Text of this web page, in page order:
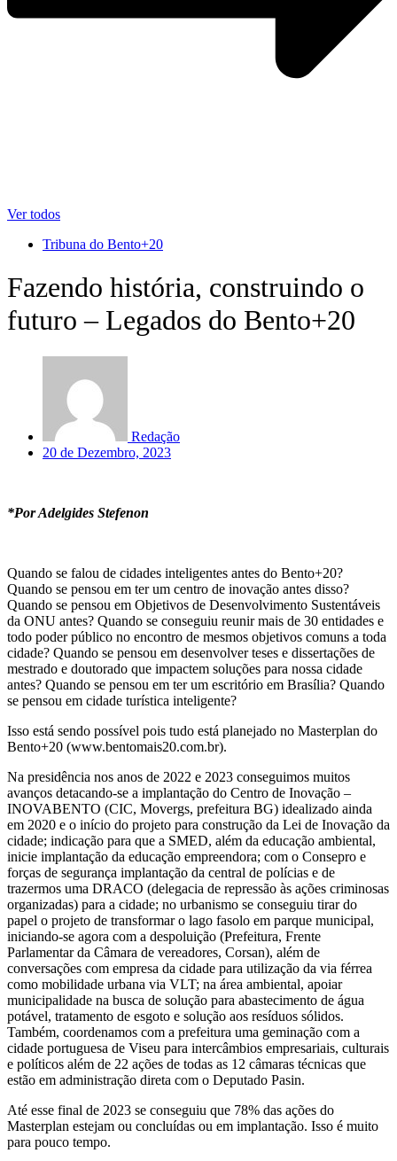
Ver todos
Tribuna do Bento+20
Fazendo história, construindo o
futuro – Legados do Bento+20
Redação
20 de Dezembro, 2023
*Por Adelgides Stefenon
Quando se falou de cidades inteligentes antes do Bento+20?
Quando se pensou em ter um centro de inovação antes disso?
Quando se pensou em Objetivos de Desenvolvimento Sustentáveis
da ONU antes? Quando se conseguiu reunir mais de 30 entidades e
todo poder público no encontro de mesmos objetivos comuns a toda
cidade? Quando se pensou em desenvolver teses e dissertações de
mestrado e doutorado que impactem soluções para nossa cidade
antes? Quando se pensou em ter um escritório em Brasília? Quando
se pensou em cidade turística inteligente?
Isso está sendo possível pois tudo está planejado no Masterplan do
Bento+20 (www.bentomais20.com.br).
Na presidência nos anos de 2022 e 2023 conseguimos muitos
avanços detacando-se a implantação do Centro de Inovação –
INOVABENTO (CIC, Movergs, prefeitura BG) idealizado ainda
em 2020 e o início do projeto para construção da Lei de Inovação da
cidade; indicação para que a SMED, além da educação ambiental,
inicie implantação da educação empreendora; com o Consepro e
forças de segurança implantação da central de polícias e de
trazermos uma DRACO (delegacia de repressão às ações criminosas
organizadas) para a cidade; no urbanismo se conseguiu tirar do
papel o projeto de transformar o lago fasolo em parque municipal,
iniciando-se agora com a despoluição (Prefeitura, Frente
Parlamentar da Câmara de vereadores, Corsan), além de
conversações com empresa da cidade para utilização da via férrea
como mobilidade urbana via VLT; na área ambiental, apoiar
municipalidade na busca de solução para abastecimento de água
potável, tratamento de esgoto e solução aos resíduos sólidos.
Também, coordenamos com a prefeitura uma geminação com a
cidade portuguesa de Viseu para intercâmbios empresariais, culturais
e políticos além de 22 ações de todas as 12 câmaras técnicas que
estão em administração direta com o Deputado Pasin.
Até esse final de 2023 se conseguiu que 78% das ações do
Masterplan estejam ou concluídas ou em implantação. Isso é muito
para pouco tempo.